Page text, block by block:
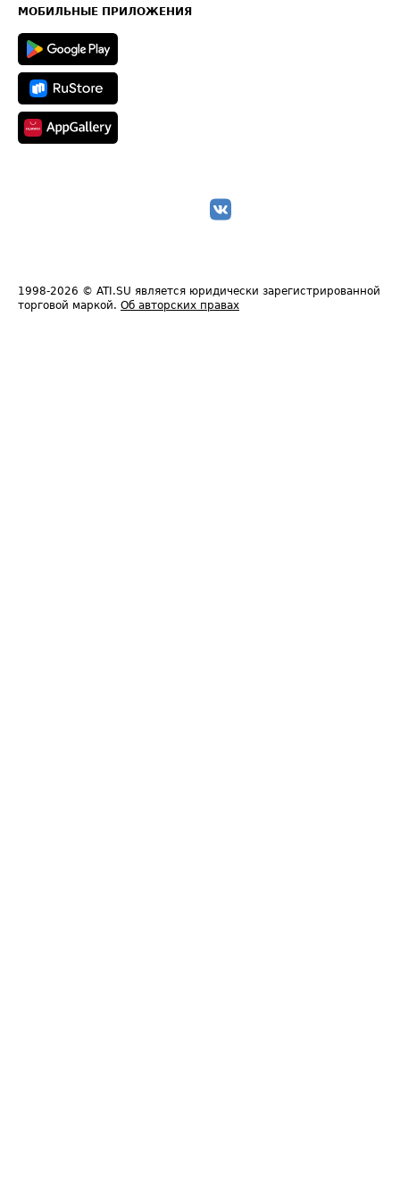
Техническая информация
МОБИЛЬНЫЕ ПРИЛОЖЕНИЯ
1998-2026 © ATI.SU является юридически зарегистрированной
торговой маркой. Об авторских правах